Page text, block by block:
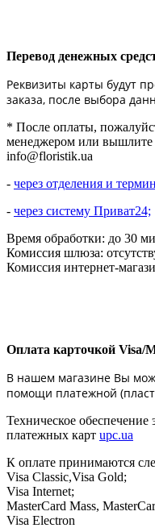
Перевод денежных
Реквизиты карты будут
заказа, после выбора
* После оплаты,
менеджером или
info@floristik.ua
- через отделения и
- через систему Приват24;
Время обработки: до 30
Комиссия шлюза:
Комиссия интернет-
Оплата карточкой Visa/
В нашем магазине Вы
помощи платежной
Техническое
платежных карт upc.ua
К оплате принимаются
Visa Classic,Visa Gold;
Visa Internet;
MasterCard Mass,
Visa Electron